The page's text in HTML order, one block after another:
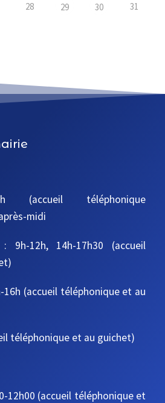
28 29 30 31
téléphonique
midi
: 9h-12h, 14h-17h30 (accueil
16h (accueil téléphonique et au
téléphonique et au guichet)
12h00 (accueil téléphonique et